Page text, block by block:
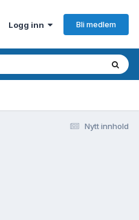
Logg inn Bli medlem
Nytt innhold